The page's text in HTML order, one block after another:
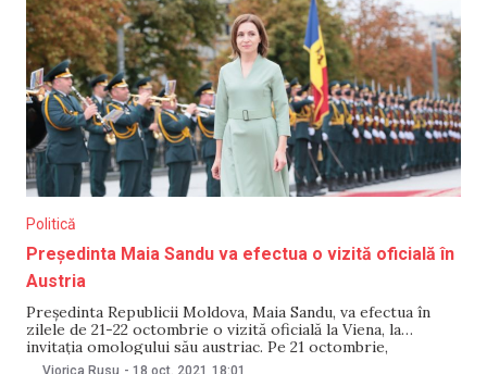
Politică
Președinta Maia Sandu va efectua o vizită oficială în
Austria
Președinta Republicii Moldova, Maia Sandu, va efectua în
zilele de 21-22 octombrie o vizită oficială la Viena, la
invitația omologului său austriac. Pe 21 octombrie,
Președintele Maia Sandu va avea o întrevedere cu
Viorica Rusu - 18 oct. 2021 18:01